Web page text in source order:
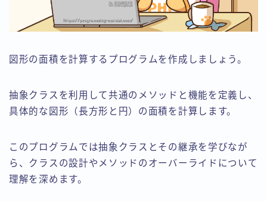
図形の面積を計算するプログラムを作成しましょう。
抽象クラスを利用して共通のメソッドと機能を定義し、
具体的な図形（長方形と円）の面積を計算します。
このプログラムでは抽象クラスとその継承を学びなが
ら、クラスの設計やメソッドのオーバーライドについて
理解を深めます。